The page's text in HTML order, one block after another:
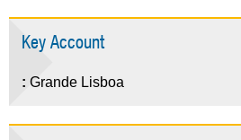
Key Account
: Grande Lisboa